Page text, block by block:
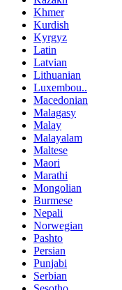
Khmer
Kurdish
Kyrgyz
Latin
Latvian
Lithuanian
Luxembou..
Macedonian
Malagasy
Malay
Malayalam
Maltese
Maori
Marathi
Mongolian
Burmese
Nepali
Norwegian
Pashto
Persian
Punjabi
Serbian